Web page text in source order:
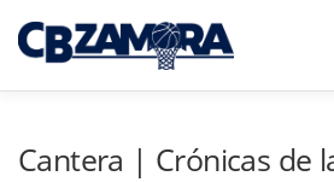
contenido
Cantera | Crónicas de